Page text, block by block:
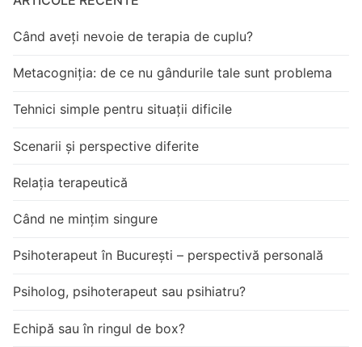
Când aveți nevoie de terapia de cuplu?
Metacogniția: de ce nu gândurile tale sunt problema
Tehnici simple pentru situații dificile
Scenarii și perspective diferite
Relația terapeutică
Când ne mințim singure
Psihoterapeut în București – perspectivă personală
Psiholog, psihoterapeut sau psihiatru?
Echipă sau în ringul de box?